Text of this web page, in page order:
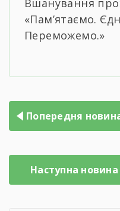
Вшанування
«Пам’ятаємо.
Переможемо.»
Навігація
записів
Попередня
Наступна новина